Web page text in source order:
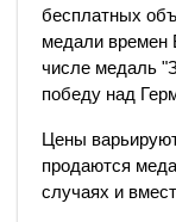
бесплатных
медали времен
числе медаль
победу над
Цены
продаются
случаях и